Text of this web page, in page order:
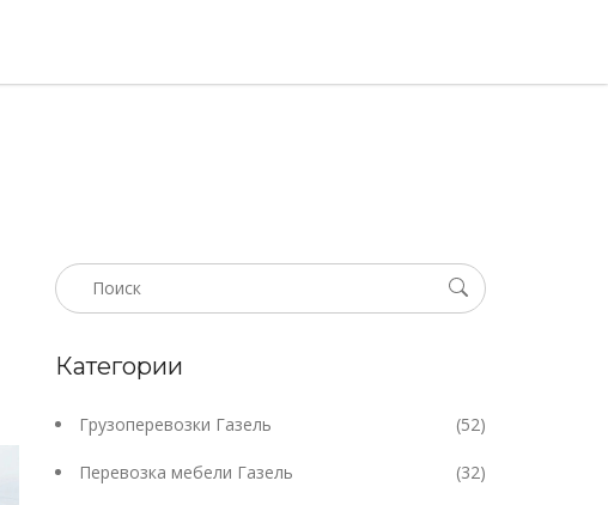
Категории
Грузоперевозки Газель (52)
Перевозка мебели Газель (32)